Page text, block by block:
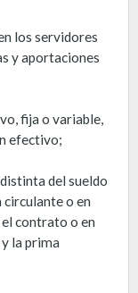
los servidores
y aportaciones
fija o variable,
efectivo;
del sueldo
circulante o en
contrato o en
la prima